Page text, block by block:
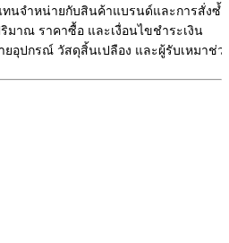
ทนจำหน่ายกับสินค้าแบรนด์และการสั่งซ้ำ
ริมาณ ราคาซื้อ และเงื่อนไขชำระเงิน
ยอุปกรณ์ วัสดุสิ้นเปลือง และผู้รับเหมาช่ว